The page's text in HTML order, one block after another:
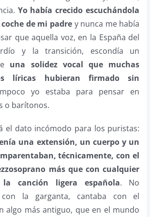
Yo había crecido escuchándola
de mi padrey nunca me había
que aquella voz, en la España del
y la transición, escondía un
una solidez vocal que muchas
líricas hubieran firmado sin
yo estaba para pensar en
o barítonos.
el dato incómodo para los puristas:
una extensión, un cuerpo y un
técnicamente, con el
más que con cualquier
canción ligera española. No
la garganta, cantaba con el
algo más antiguo, que en el mundo